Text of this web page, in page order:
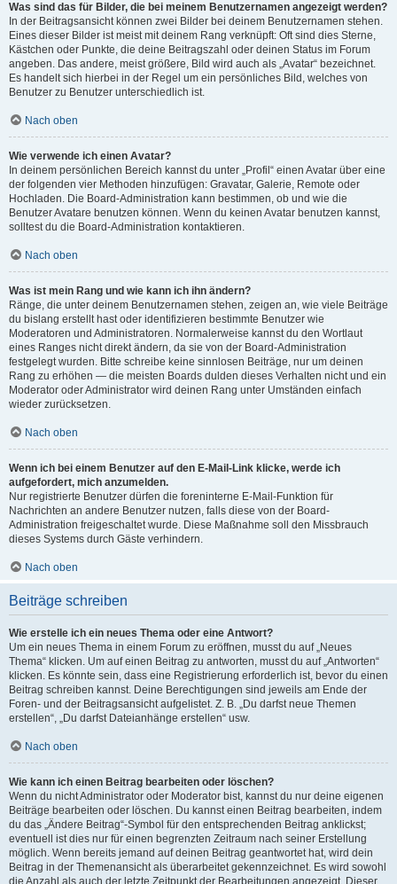
Was sind das für Bilder, die bei meinem Benutzernamen angezeigt werden?
In der Beitragsansicht können zwei Bilder bei deinem Benutzernamen stehen.
Eines dieser Bilder ist meist mit deinem Rang verknüpft: Oft sind dies Sterne,
Kästchen oder Punkte, die deine Beitragszahl oder deinen Status im Forum
angeben. Das andere, meist größere, Bild wird auch als „Avatar“ bezeichnet.
Es handelt sich hierbei in der Regel um ein persönliches Bild, welches von
Benutzer zu Benutzer unterschiedlich ist.
Nach oben
Wie verwende ich einen Avatar?
In deinem persönlichen Bereich kannst du unter „Profil“ einen Avatar über eine
der folgenden vier Methoden hinzufügen: Gravatar, Galerie, Remote oder
Hochladen. Die Board-Administration kann bestimmen, ob und wie die
Benutzer Avatare benutzen können. Wenn du keinen Avatar benutzen kannst,
solltest du die Board-Administration kontaktieren.
Nach oben
Was ist mein Rang und wie kann ich ihn ändern?
Ränge, die unter deinem Benutzernamen stehen, zeigen an, wie viele Beiträge
du bislang erstellt hast oder identifizieren bestimmte Benutzer wie
Moderatoren und Administratoren. Normalerweise kannst du den Wortlaut
eines Ranges nicht direkt ändern, da sie von der Board-Administration
festgelegt wurden. Bitte schreibe keine sinnlosen Beiträge, nur um deinen
Rang zu erhöhen — die meisten Boards dulden dieses Verhalten nicht und ein
Moderator oder Administrator wird deinen Rang unter Umständen einfach
wieder zurücksetzen.
Nach oben
Wenn ich bei einem Benutzer auf den E-Mail-Link klicke, werde ich
aufgefordert, mich anzumelden.
Nur registrierte Benutzer dürfen die foreninterne E-Mail-Funktion für
Nachrichten an andere Benutzer nutzen, falls diese von der Board-
Administration freigeschaltet wurde. Diese Maßnahme soll den Missbrauch
dieses Systems durch Gäste verhindern.
Nach oben
Beiträge schreiben
Wie erstelle ich ein neues Thema oder eine Antwort?
Um ein neues Thema in einem Forum zu eröffnen, musst du auf „Neues
Thema“ klicken. Um auf einen Beitrag zu antworten, musst du auf „Antworten“
klicken. Es könnte sein, dass eine Registrierung erforderlich ist, bevor du einen
Beitrag schreiben kannst. Deine Berechtigungen sind jeweils am Ende der
Foren- und der Beitragsansicht aufgelistet. Z. B. „Du darfst neue Themen
erstellen“, „Du darfst Dateianhänge erstellen“ usw.
Nach oben
Wie kann ich einen Beitrag bearbeiten oder löschen?
Wenn du nicht Administrator oder Moderator bist, kannst du nur deine eigenen
Beiträge bearbeiten oder löschen. Du kannst einen Beitrag bearbeiten, indem
du das „Ändere Beitrag“-Symbol für den entsprechenden Beitrag anklickst;
eventuell ist dies nur für einen begrenzten Zeitraum nach seiner Erstellung
möglich. Wenn bereits jemand auf deinen Beitrag geantwortet hat, wird dein
Beitrag in der Themenansicht als überarbeitet gekennzeichnet. Es wird sowohl
die Anzahl als auch der letzte Zeitpunkt der Bearbeitungen angezeigt. Dieser